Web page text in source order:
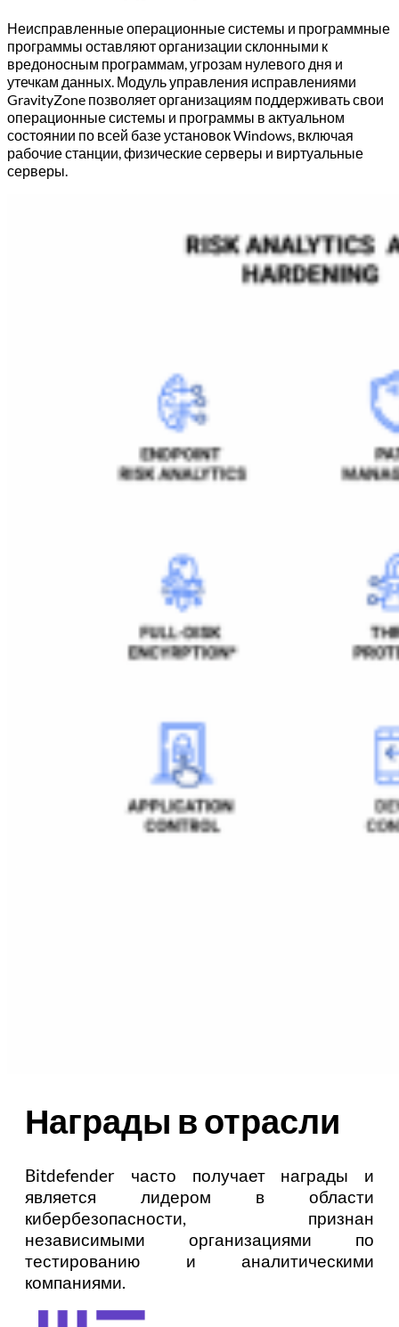
Неисправленные операционные системы и программные
программы оставляют организации склонными к
вредоносным программам, угрозам нулевого дня и
утечкам данных. Модуль управления исправлениями
GravityZone позволяет организациям поддерживать свои
операционные системы и программы в актуальном
состоянии по всей базе установок Windows, включая
рабочие станции, физические серверы и виртуальные
серверы.
Награды в отрасли
Bitdefender часто получает награды и
является лидером в области
кибербезопасности, признан
независимыми организациями по
тестированию и аналитическими
компаниями.